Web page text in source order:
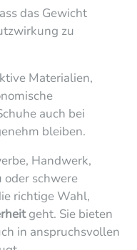
das Gewicht
zu
Materialien,
auch bei
bleiben.
Handwerk,
oder schwere
richtige Wahl,
geht. Sie bieten
in anspruchsvollen